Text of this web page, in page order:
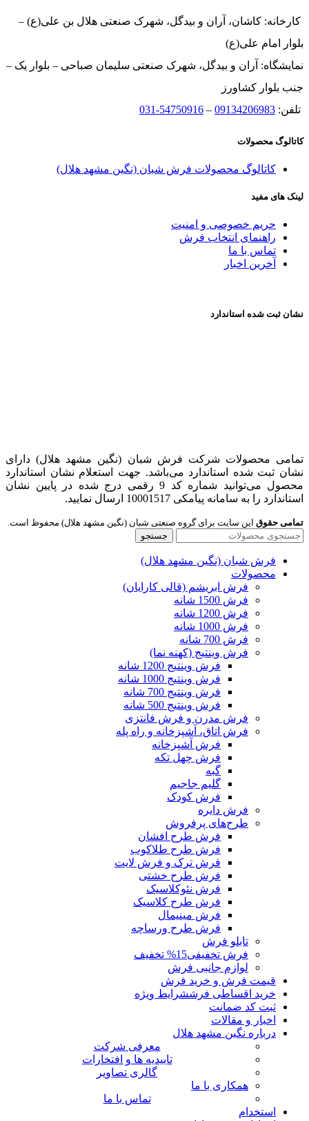
کارخانه: کاشان، آران و بیدگل، شهرک صنعتی هلال بن علی(ع) –
بلوار امام علی(ع)
نمایشگاه: آران و بیدگل، شهرک صنعتی سلیمان صباحی – بلوار یک –
جنب بلوار کشاورز
تلفن: 09134206983
–
54750916-031
کاتالوگ محصولات
کاتالوگ محصولات فرش شبان (نگین مشهد هلال)
لینک های مفید
حریم خصوصی و امنیت
راهنمای انتخاب فرش
تماس با ما
آخرین اخبار
نشان ثبت شده استاندارد
تمامی محصولات شرکت فرش شبان (نگین مشهد هلال) دارای
نشان ثبت شده استاندارد می‌باشد. جهت استعلام نشان استاندارد
محصول می‌توانید شماره کد 9 رقمی درج شده در پایین نشان
استاندارد را به سامانه پیامکی 10001517 ارسال نمایید.
تمامی حقوق این سایت برای گروه صنعتی شبان (نگین مشهد هلال) محفوظ است.
جستجو
فرش شبان (نگین مشهد هلال)
محصولات
فرش ابریشم (قالی کارایان)
فرش 1500 شانه
فرش 1200 شانه
فرش 1000 شانه
فرش 700 شانه
فرش وینتیج (کهنه نما)
فرش وینتیج 1200 شانه
فرش وینتیج 1000 شانه
فرش وینتیج 700 شانه
فرش وینتیج 500 شانه
فرش مدرن و فرش فانتزی
فرش اتاق، آشپزخانه و راه پله
فرش آشپزخانه
فرش چهل تکه
گبه
گلیم جاجیم
فرش کودک
فرش دایره
طرح‌های پرفروش
فرش طرح افشان
فرش طرح طلاکوب
فرش ترک و فرش لایت
فرش طرح خشتی
فرش نئوکلاسیک
فرش طرح کلاسیک
فرش مینیمال
فرش طرح ورساچه
تابلو فرش
فرش تخفیفی15% تخفیف
لوازم جانبی فرش
قیمت فرش و خرید فرش
خرید اقساطی فرششرایط ویژه
ثبت کد ضمانت
اخبار و مقالات
درباره نگین مشهد هلال
معرفی شرکت
تاییدیه ها و افتخارات
گالری تصاویر
همکاری با ما
تماس با ما
استخدام